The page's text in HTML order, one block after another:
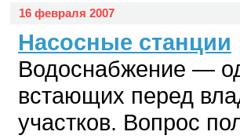
16 февраля 2007
Насосные станции
Водоснабжение —
встающих перед
участков. Вопрос